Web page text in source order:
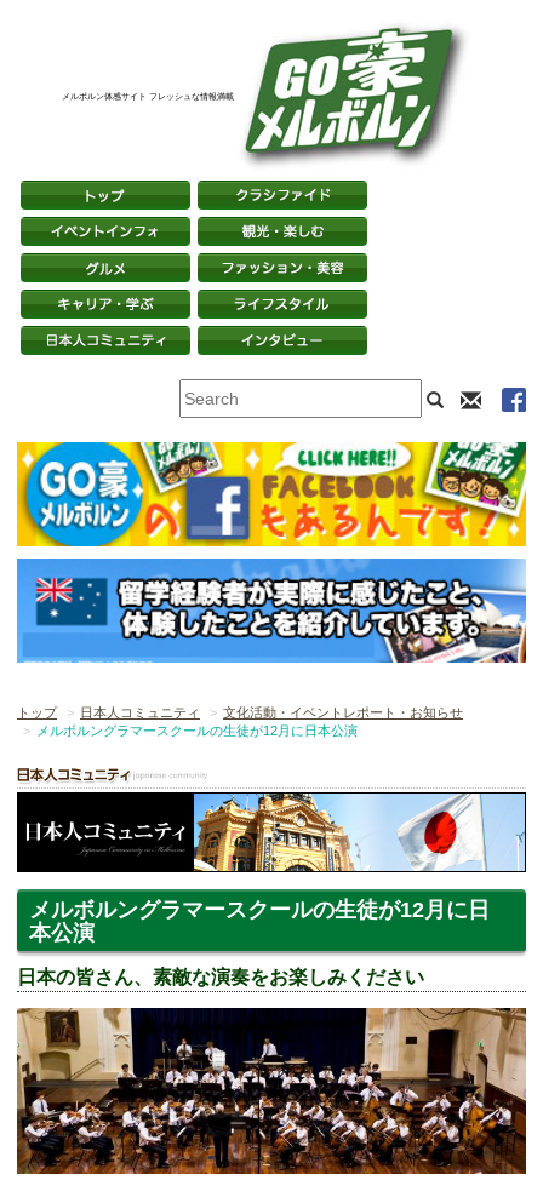
メルボルン体感サイト フレッシュな情報満載
トップ 日本人コミュニティ
文化活動・イベントレポート・お知らせ
メルボルングラマースクールの生徒が12月に日本公演
メルボルングラマースクールの生徒が12月に日
本公演
日本の皆さん、素敵な演奏をお楽しみください